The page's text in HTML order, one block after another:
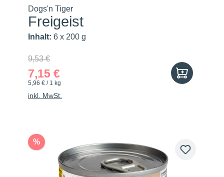
Dogs'n Tiger
Freigeist
Inhalt: 6 x 200 g
9,53 €
7,15 €
5,96 € / 1 kg
inkl. MwSt.
%